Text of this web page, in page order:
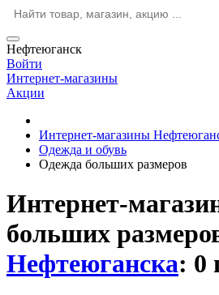
Нефтеюганск
Войти
Интернет-магазины
Акции
Интернет-магазины
Одежда и обувь
Одежда больших размеров
Интернет-
больших
Нефтеюганска: 0